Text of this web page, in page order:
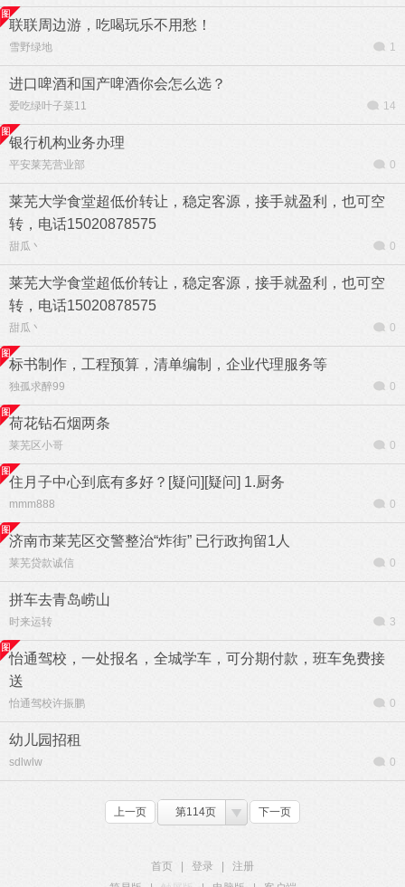
联联周边游，吃喝玩乐不用愁！
雪野绿地 1
进口啤酒和国产啤酒你会怎么选？
爱吃绿叶子菜11 14
银行机构业务办理
平安莱芜营业部 0
莱芜大学食堂超低价转让，稳定客源，接手就盈利，也可空
转，电话15020878575
甜瓜丶 0
莱芜大学食堂超低价转让，稳定客源，接手就盈利，也可空
转，电话15020878575
甜瓜丶 0
标书制作，工程预算，清单编制，企业代理服务等
独孤求醉99 0
荷花钻石烟两条
莱芜区小哥 0
住月子中心到底有多好？[疑问][疑问] 1.厨务
mmm888 0
济南市莱芜区交警整治“炸街” 已行政拘留1人
莱芜贷款诚信 0
拼车去青岛崂山
时来运转 3
怡通驾校，一处报名，全城学车，可分期付款，班车免费接
送
怡通驾校许振鹏 0
幼儿园招租
sdlwlw 0
上一页 第114页 下一页
首页 登录
注册